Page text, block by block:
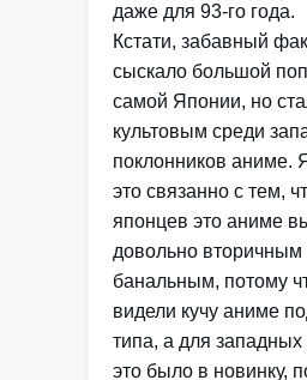
даже для 93-го года.
Кстати, забавный
сыскало большой
самой Японии, но
культовым среди
поклонников аниме.
это связанно с тем,
японцев это аниме
довольно вторичным
банальным, потому
видели кучу аниме
типа, а для западных
это было в новинку,